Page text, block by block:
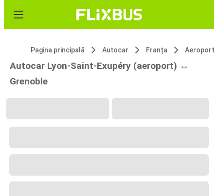
Pagina principală Autocar Franța
Autocar Lyon-Saint-Exupéry (aeroport) ↔
Grenoble